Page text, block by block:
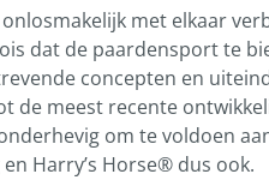
met elkaar
dat de paardensport te
concepten en
meest recente
om te voldoen
Harry’s Horse® dus ook.